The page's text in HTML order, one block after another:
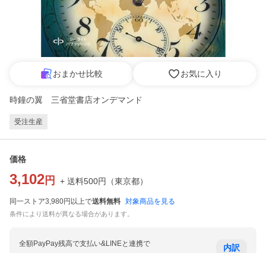
おまかせ比較 お気に入り
時鐘の翼 三省堂書店オンデマンド
受注生産
価格
3,102 円 + 送料500円 （東京都）
同一ストア3,980円以上で送料無料 対象商品を見る
条件により送料が異なる場合があります。
全額PayPay残高で支払い&LINEと連携で 内訳